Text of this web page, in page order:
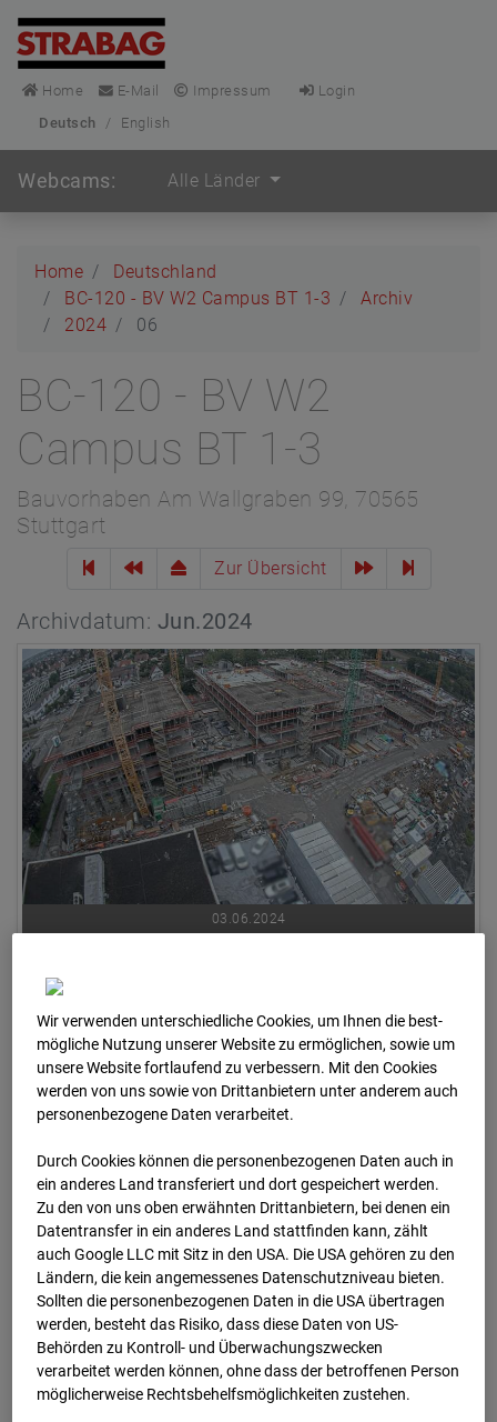
Home E-Mail Impressum
Login
Deutsch
/ English
Webcams: Alle Länder
Home
Deutschland
BC-120 - BV W2 Campus BT 1-3
Archiv
2024
06
BC-120 - BV W2
Campus BT 1-3
Bauvorhaben Am Wallgraben 99, 70565
Stuttgart
Zur Übersicht
Archivdatum: Jun.2024
03.06.2024
04.06.2024
Wir verwenden unterschiedliche Cookies, um Ihnen die best­
mögliche Nutzung unserer Website zu ermöglichen, sowie um
unsere Website fortlaufend zu verbessern. Mit den Cookies
werden von uns sowie von Drittanbietern unter anderem auch
personenbezogene Daten verarbeitet.
Durch Cookies können die personenbezogenen Daten auch in
ein anderes Land transferiert und dort gespeichert werden.
Zu den von uns oben erwähnten Drittanbietern, bei denen ein
Datentransfer in ein anderes Land stattfinden kann, zählt
auch Google LLC mit Sitz in den USA. Die USA gehören zu den
Ländern, die kein angemessenes Datenschutzniveau bieten.
Sollten die personenbezogenen Daten in die USA übertragen
werden, besteht das Risiko, dass diese Daten von US-
Behörden zu Kontroll- und Überwachungszwecken
verarbeitet werden können, ohne dass der betroffenen Person
möglicherweise Rechtsbehelfsmöglichkeiten zustehen.